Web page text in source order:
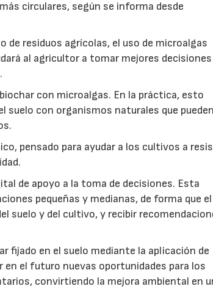
circulares, según se informa desde
de residuos agrícolas, el uso de microalgas
al agricultor a tomar mejores decisiones
con microalgas. En la práctica, esto
suelo con organismos naturales que pueden
pensado para ayudar a los cultivos a
de apoyo a la toma de decisiones. Esta
pequeñas y medianas, de forma que el
suelo y del cultivo, y recibir
fijado en el suelo mediante la aplicación de
el futuro nuevas oportunidades para los
convirtiendo la mejora ambiental en